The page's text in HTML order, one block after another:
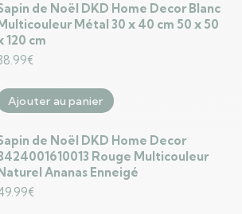
de Noël DKD Home Decor Blanc
Multicouleur Métal 30 x 40 cm 50 x 50
120 cm
€
Ajouter au panier
de Noël DKD Home Decor
Rouge Multicouleur
Naturel Ananas Enneigé
€